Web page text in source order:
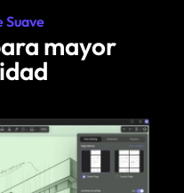
Suave
mayor